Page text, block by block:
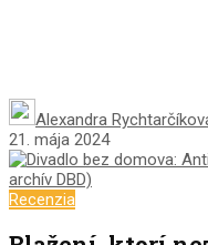
Alexandra
21. mája 2024
Recenzia